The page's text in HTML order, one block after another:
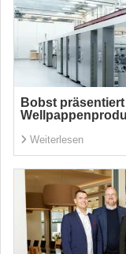
Bobst
Weiterlesen